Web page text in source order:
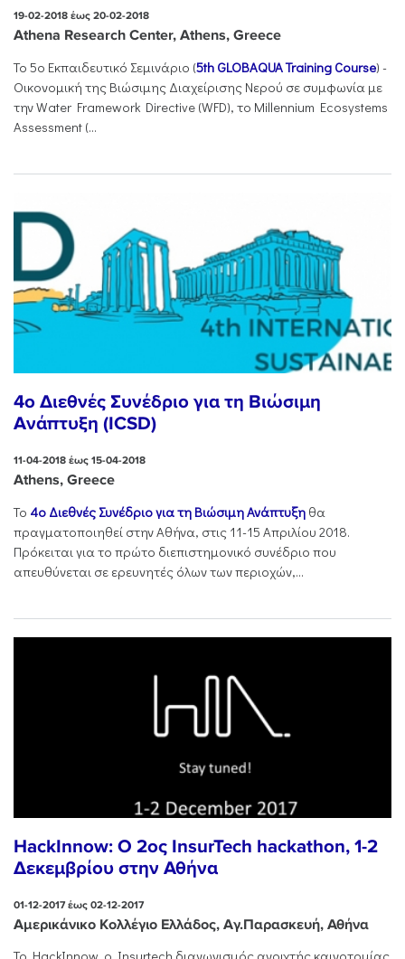
19-02-2018 έως 20-02-2018
Athena Research Center, Athens, Greece
Το 5ο Εκπαιδευτικό Σεμινάριο (5th GLOBAQUA Training Course) -
Οικονομική της Βιώσιμης Διαχείρισης Νερού σε συμφωνία με
την Water Framework Directive (WFD), το Millennium Ecosystems
Assessment (...
4ο Διεθνές Συνέδριο για τη Βιώσιμη
Ανάπτυξη (ICSD)
11-04-2018 έως 15-04-2018
Athens, Greece
Το 4ο Διεθνές Συνέδριο για τη Βιώσιμη Ανάπτυξη θα
πραγματοποιηθεί στην Αθήνα, στις 11-15 Απριλίου 2018.
Πρόκειται για το πρώτο διεπιστημονικό συνέδριο που
απευθύνεται σε ερευνητές όλων των περιοχών,...
HackInnow: O 2ος InsurTech hackathon, 1-2
Δεκεμβρίου στην Αθήνα
01-12-2017 έως 02-12-2017
Αμερικάνικο Κολλέγιο Ελλάδος, Αγ.Παρασκευή, Αθήνα